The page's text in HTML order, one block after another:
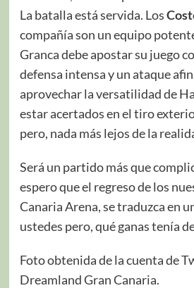
La batalla está servida. Los
compañía son un equipo
Granca debe apostar su juego
defensa intensa y un ataque
aprovechar la versatilidad de
estar acertados en el tiro
pero, nada más lejos de la
Será un partido más que
espero que el regreso de los
Canaria Arena, se traduzca en
ustedes pero, qué ganas tenía
Foto obtenida de la cuenta de
Dreamland Gran Canaria.